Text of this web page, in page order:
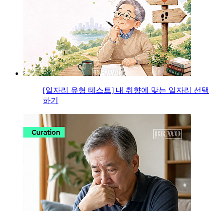
[일자리 유형 테스트] 내 취향에 맞는 일자리 선택
하기